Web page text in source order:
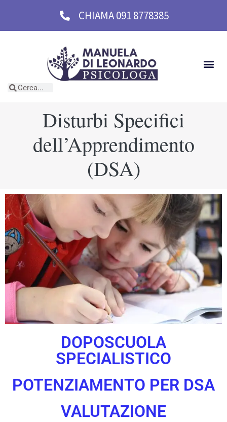
CHIAMA 091 8778385
Disturbi Specifici
dell’Apprendimento
(DSA)
DOPOSCUOLA
SPECIALISTICO
POTENZIAMENTO PER DSA
VALUTAZIONE